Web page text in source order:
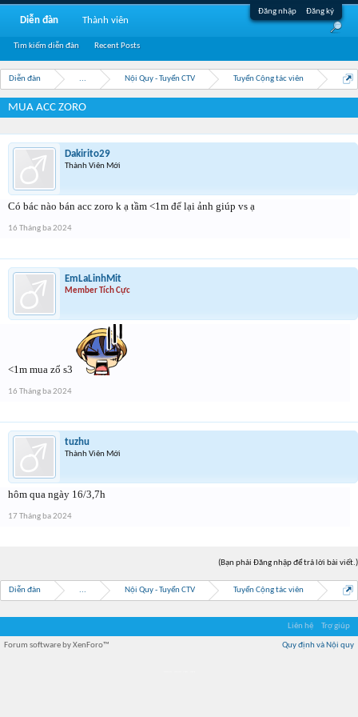
Đăng nhập Đăng ký
Diễn đàn ... Nội Quy - Tuyển CTV Tuyển Cộng tác viên
MUA ACC ZORO
Dakirito29
Thành Viên Mới
Có bác nào bán acc zoro k ạ tầm <1m để lại ảnh giúp vs ạ
16 Tháng ba 2024
EmLaLinhMit
Member Tích Cực
<1m mua zổ s3
16 Tháng ba 2024
tuzhu
Thành Viên Mới
hôm qua ngày 16/3,7h
17 Tháng ba 2024
(Bạn phải Đăng nhập để trả lời bài viết.)
Diễn đàn ... Nội Quy - Tuyển CTV Tuyển Cộng tác viên
Diễn đàn
Tìm kiếm diễn đàn Recent Posts
Thành viên
Liên hệ Trợ giúp
Quy định và Nội quy
Forum software by XenForo™